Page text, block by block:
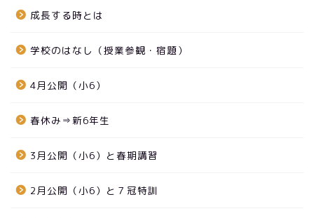
成長する時とは
学校のはなし（授業参観・宿題）
4月公開（小6）
春休み⇒新6年生
3月公開（小6）と春期講習
2月公開（小6）と７冠特訓